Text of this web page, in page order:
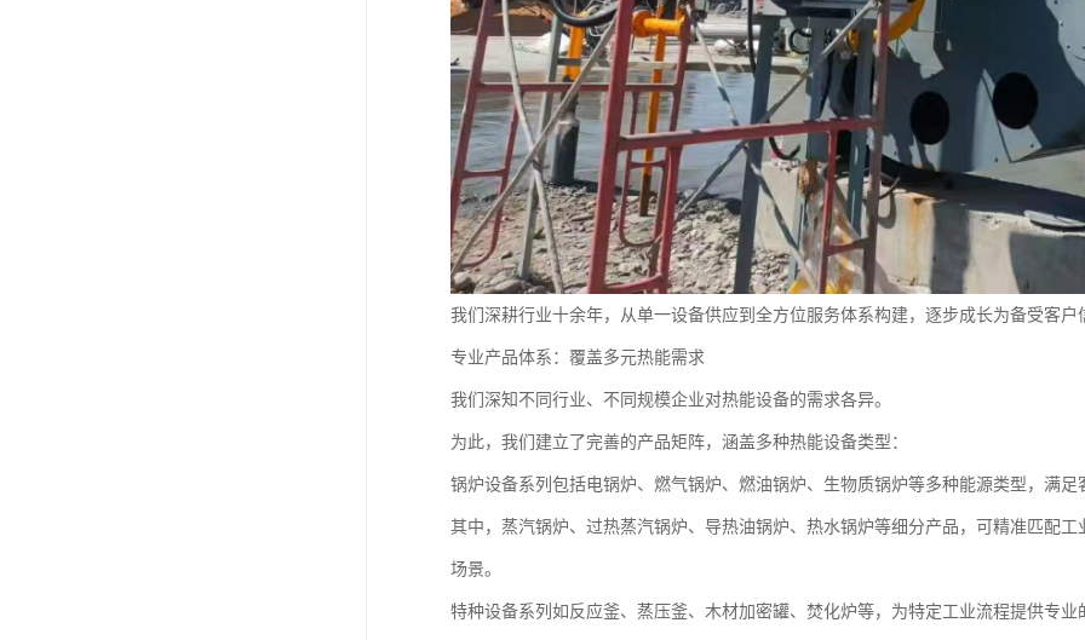
我们深耕行业十余年，从单一设备供应到全方位服务体系构建，逐步成长为备受客户
专业产品体系：覆盖多元热能需求
我们深知不同行业、不同规模企业对热能设备的需求各异。
为此，我们建立了完善的产品矩阵，涵盖多种热能设备类型：
锅炉设备系列包括电锅炉、燃气锅炉、燃油锅炉、生物质锅炉等多种能源类型，满
其中，蒸汽锅炉、过热蒸汽锅炉、导热油锅炉、热水锅炉等细分产品，可精准匹配
场景。
特种设备系列如反应釜、蒸压釜、木材加密罐、焚化炉等，为特定工业流程提供专业